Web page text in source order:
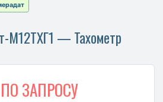
М12ТХГ1 — Тахометр
ПО ЗАПРОСУ